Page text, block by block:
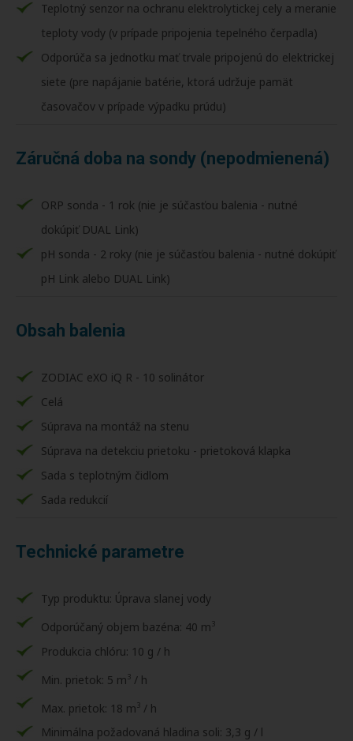
Teplotný senzor na ochranu elektrolytickej cely a meranie
teploty vody (v prípade pripojenia tepelného čerpadla)
Odporúča sa jednotku mať trvale pripojenú do elektrickej
siete (pre napájanie batérie, ktorá udržuje pamät
časovačov v prípade výpadku prúdu)
Záručná doba na sondy (nepodmienená)
ORP sonda - 1 rok (nie je súčasťou balenia - nutné
dokúpiť DUAL Link)
pH sonda - 2 roky (nie je súčasťou balenia - nutné dokúpiť
pH Link alebo DUAL Link)
Obsah balenia
ZODIAC eXO iQ R - 10 solinátor
Celá
Súprava na montáž na stenu
Súprava na detekciu prietoku - prietoková klapka
Sada s teplotným čidlom
Sada redukcií
Technické parametre
Typ produktu: Úprava slanej vody
Odporúčaný objem bazéna: 40 m3
Produkcia chlóru: 10 g / h
Min. prietok: 5 m3 / h
Max. prietok: 18 m3 / h
Minimálna požadovaná hladina soli: 3,3 g / l